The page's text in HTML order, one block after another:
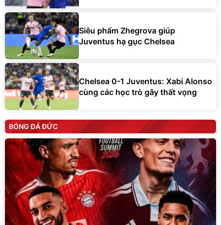
Siêu phẩm Zhegrova giúp
Juventus hạ gục Chelsea
Chelsea 0-1 Juventus: Xabi Alonso
cùng các học trò gây thất vọng
BÓNG ĐÁ ĐỨC